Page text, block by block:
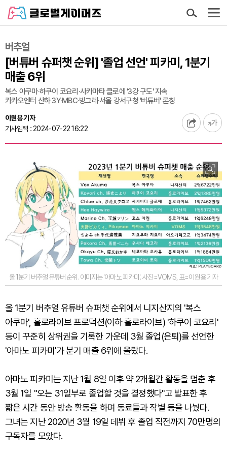
버추얼
[버튜버 슈퍼챗 순위] '졸업 선언' 피카미, 1분기
매출 6위
복스 아쿠마·하쿠이 코요리·사카마타 클로에 '3강 구도' 지속
카카오엔터 산하 3Y·MBC·빙그레·서울 강서구청 '버튜버' 론칭
이원용 기자
기사입력 : 2024-07-22 16:22
올 1분기 버추얼 유튜버 순위. 이미지는 '아마노 피카미'. 사진=VOMS, 표=이원용 기자
올 1분기 버추얼 유튜버 슈퍼챗 순위에서 니지산지의 '복스
아쿠마', 홀로라이브 프로덕션(이하 홀로라이브) '하쿠이 코요리'
등이 꾸준히 상위권을 기록한 가운데 3월 졸업(은퇴)를 선언한
'아마노 피카미'가 분기 매출 6위에 올랐다.
아마노 피카미는 지난 1월 8일 이후 약 2개월간 활동을 멈춘 후
3월 1일 "오는 31일부로 졸업할 것을 결정했다"고 발표한 후
짧은 시간 동안 방송 활동을 하며 동료들과 작별 등을 나눴다.
그녀는 지난 2020년 3월 19일 데뷔 후 졸업 직전까지 70만명의
구독자를 모았다.